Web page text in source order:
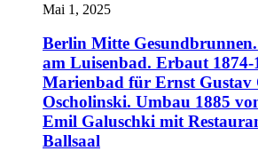
Mai 1, 2025
Berlin Mitte
am Luisenbad. Erbaut 1874-
Marienbad für Ernst Gustav
Oscholinski. Umbau 1885
Emil Galuschki mit
Ballsaal